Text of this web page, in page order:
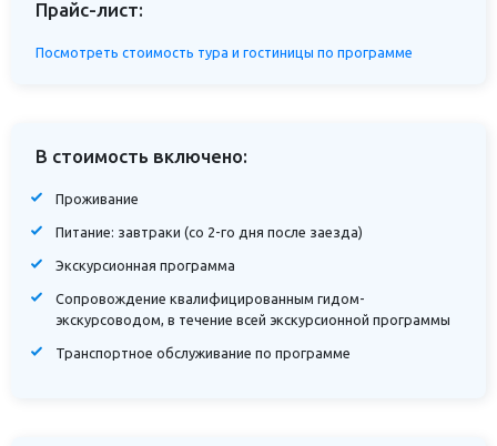
Прайс-лист:
Посмотреть стоимость тура и гостиницы по программе
В стоимость включено:
Проживание
Питание: завтраки (со 2-го дня после заезда)
Экскурсионная программа
Сопровождение квалифицированным гидом-
экскурсоводом, в течение всей экскурсионной программы
Транспортное обслуживание по программе